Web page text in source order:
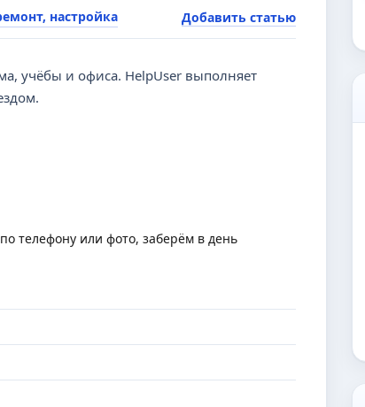
настройка Добавить статью
учёбы и офиса. HelpUser выполняет
телефону или фото, заберём в день